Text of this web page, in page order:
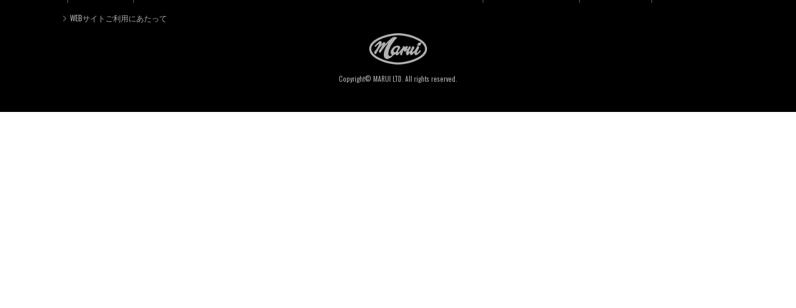
WEBサイトご利用にあたって
Copyright© MARUI LTD. All rights reserved.